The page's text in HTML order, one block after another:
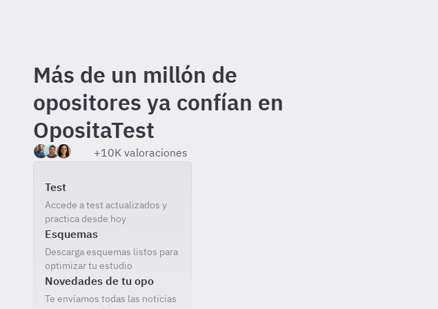
Más de un millón de
opositores ya confían en
OpositaTest
+10K valoraciones
Incluido gratis al registrarte
Test
Accede a test actualizados y
practica desde hoy
Esquemas
Descarga esquemas listos para
optimizar tu estudio
Novedades de tu opo
Te envíamos todas las noticias